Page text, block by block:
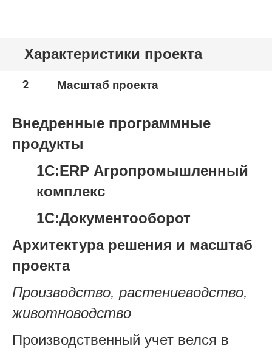
Характеристики проекта
2 Масштаб проекта
Внедренные программные
продукты
1С:ERP Агропромышленный
комплекс
1С:Документооборот
Архитектура решения и масштаб
проекта
Производство, растениеводство,
животноводство
Производственный учет велся в